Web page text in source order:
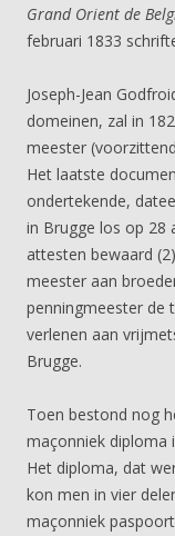
Grand Orient de
februari 1833
Joseph-Jean
domeinen, zal in
meester
Het laatste
ondertekende,
in Brugge los op 28
attesten bewaard
meester aan
penningmeester de
verlenen aan
Brugge.
Toen bestond nog
maçonniek diploma
Het diploma, dat
kon men in vier
maçonniek